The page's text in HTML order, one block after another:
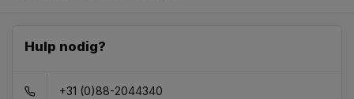
Hulp nodig?
+31 (0)88-2044340